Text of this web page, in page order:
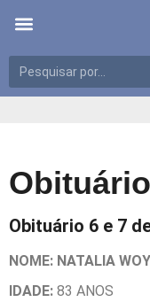
Obituário
Obituário 6 e 7
NOME: NATALIA
IDADE: 83 ANOS